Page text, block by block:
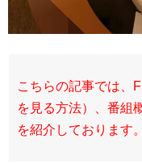
こちらの記事では、
を見る方法）、番組
を紹介しております。